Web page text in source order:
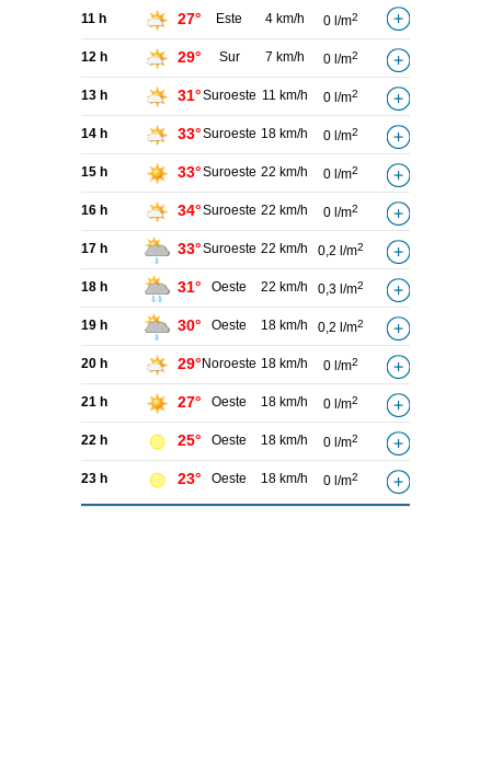
11 h 27° Este 4 km/h 0 l/m2
12 h 29° Sur 7 km/h 0 l/m2
13 h 31°Suroeste 11 km/h 0 l/m2
14 h 33°Suroeste 18 km/h 0 l/m2
15 h 33°Suroeste 22 km/h 0 l/m2
16 h 34°Suroeste 22 km/h 0 l/m2
17 h 33°Suroeste 22 km/h 0,2 l/m2
18 h 31° Oeste 22 km/h 0,3 l/m2
19 h 30° Oeste 18 km/h 0,2 l/m2
20 h 29° Noroeste 18 km/h 0 l/m2
21 h 27° Oeste 18 km/h 0 l/m2
22 h 25° Oeste 18 km/h 0 l/m2
23 h 23° Oeste 18 km/h 0 l/m2